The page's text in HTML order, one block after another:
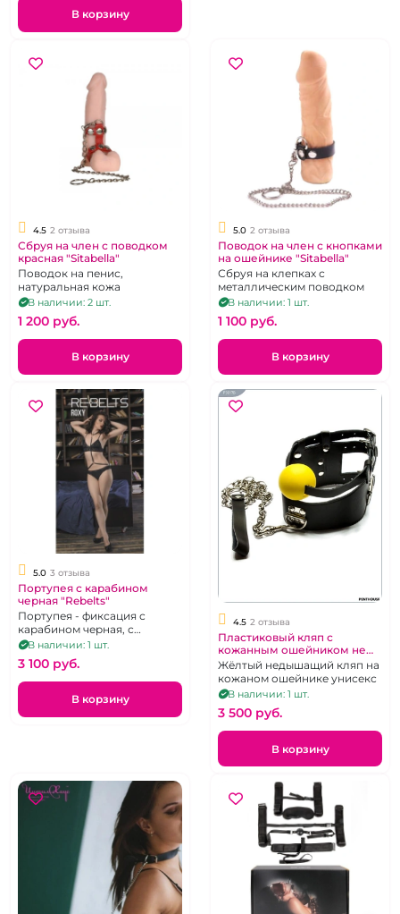
В корзину
4.5 2 отзыва
Сбруя на член с поводком
красная "Sitabella"
Поводок на пенис,
натуральная кожа
В наличии: 2 шт.
1 200 pуб.
В корзину
5.0 2 отзыва
Поводок на член с кнопками
на ошейнике "Sitabella"
Сбруя на клепках с
металлическим поводком
В наличии: 1 шт.
1 100 pуб.
В корзину
5.0 3 отзыва
Портупея с карабином
черная "Rebelts"
Портупея - фиксация с
карабином черная, с
тонкими ремешками
В наличии: 1 шт.
3 100 pуб.
В корзину
4.5 2 отзыва
Пластиковый кляп с
кожанным ошейником не
дышащий
Жёлтый недышащий кляп на
кожаном ошейнике унисекс
В наличии: 1 шт.
3 500 pуб.
В корзину